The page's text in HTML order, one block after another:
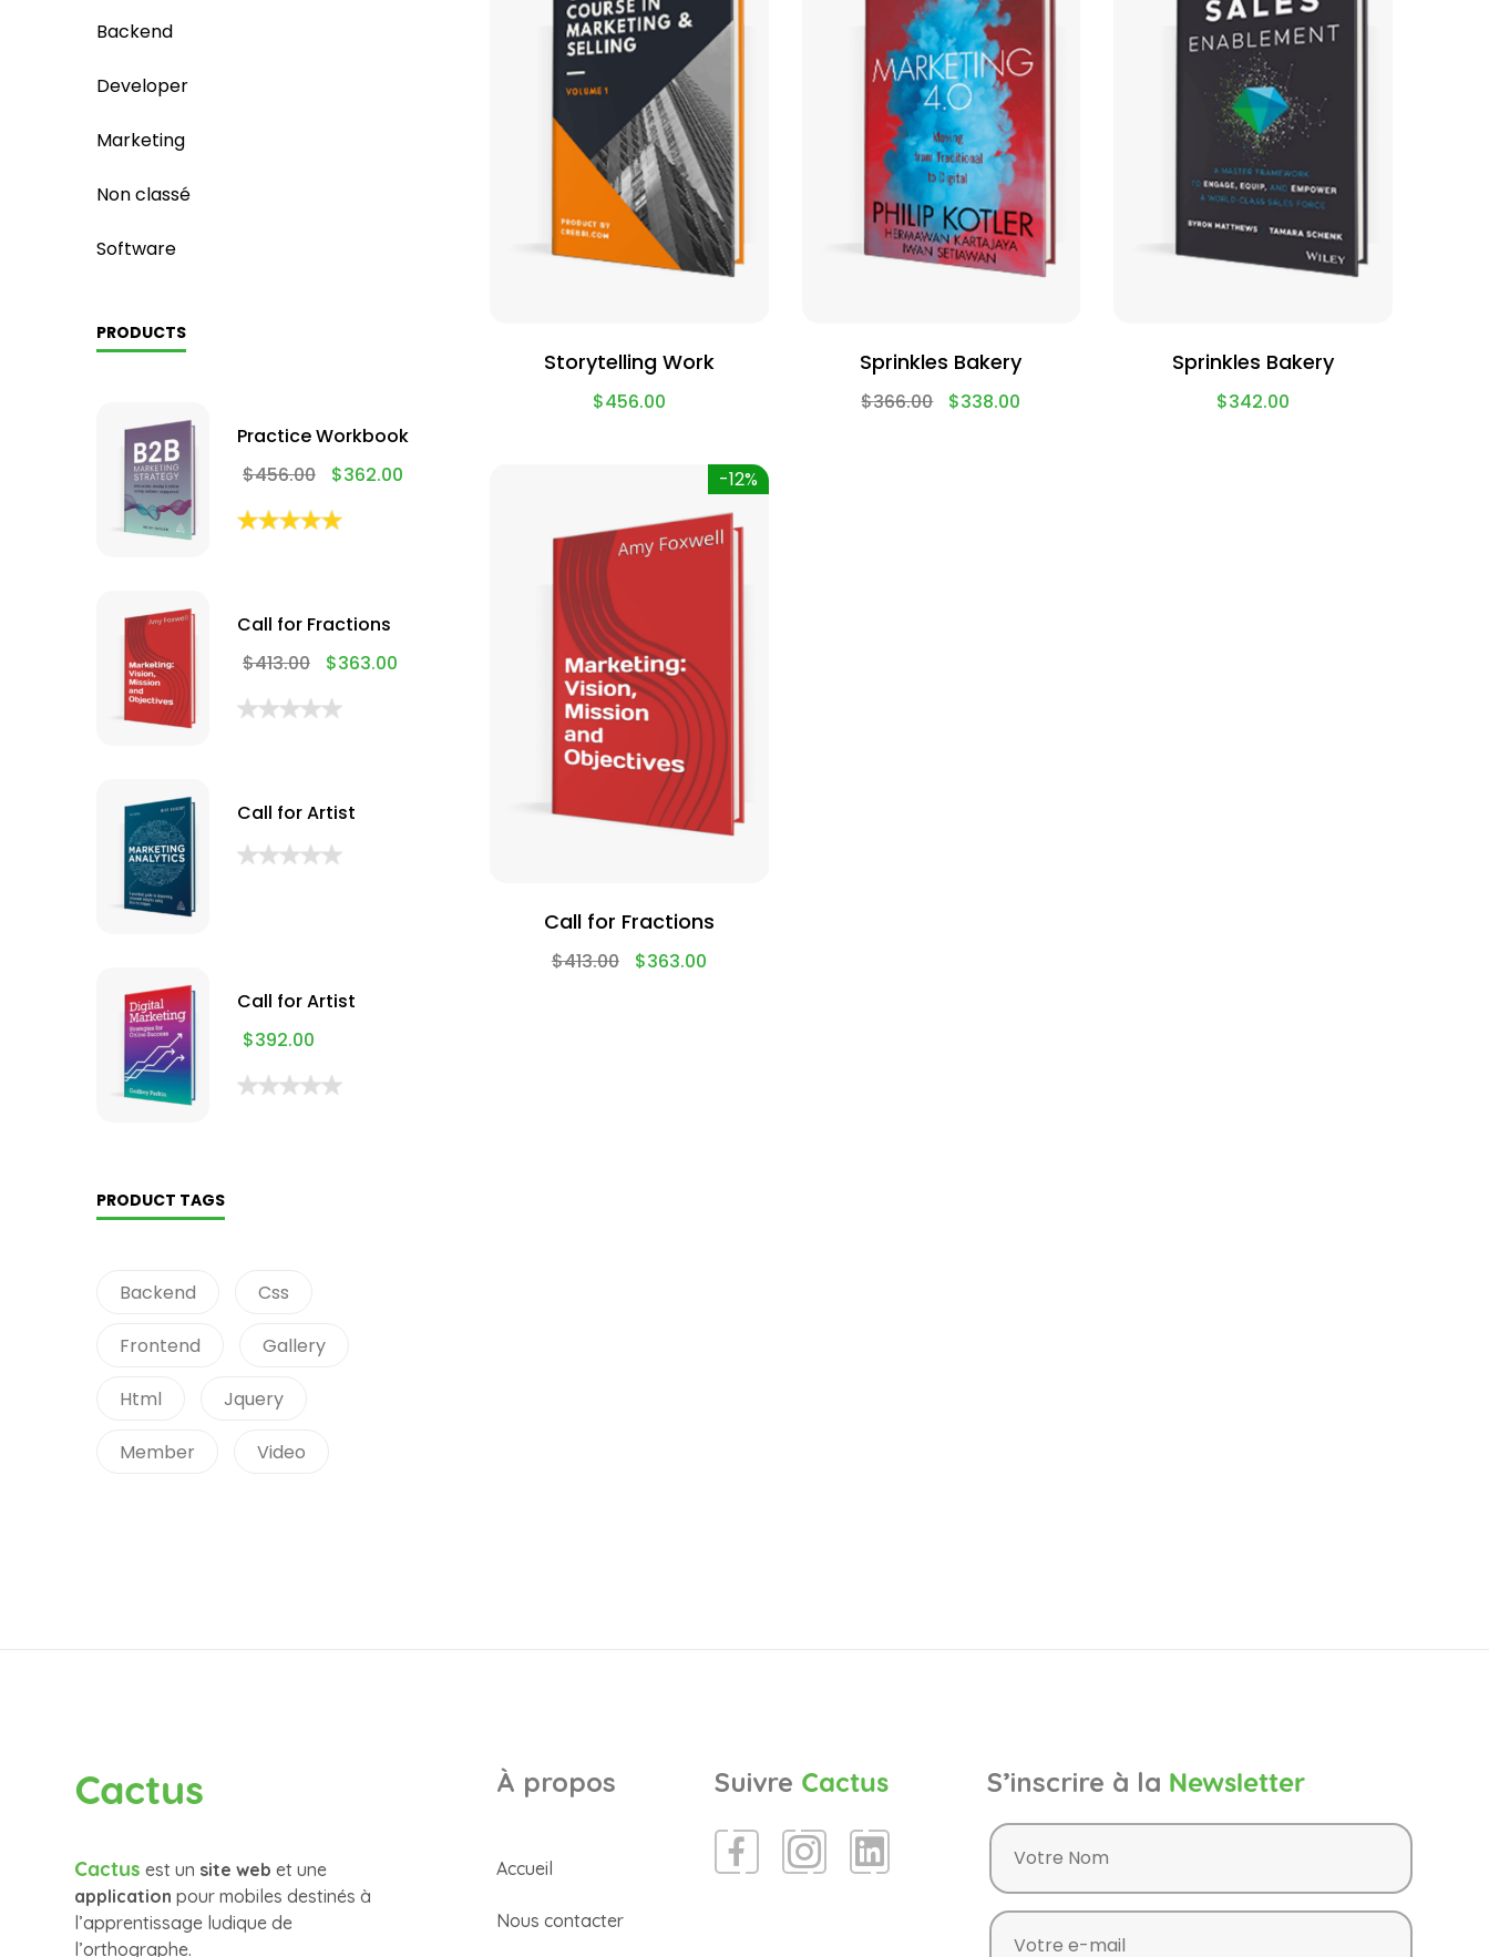
Backend
Developer
Marketing
Non classé
Software
PRODUCTS
Practice Workbook
$456.00 $362.00
Call for Fractions
$413.00 $363.00
Call for Artist
Call for Artist
$392.00
PRODUCT TAGS
Backend Css
Frontend Gallery
Html Jquery
Member Video
Storytelling Work
$456.00
Sprinkles Bakery
$366.00 $338.00
Sprinkles Bakery
$342.00
-12%
Call for Fractions
$413.00 $363.00
Cactus
Cactus est un site web et une
application pour mobiles destinés à
l’apprentissage ludique de
l’orthographe.
À propos
Accueil
Nous contacter
Suivre Cactus S’inscrire à la Newsletter